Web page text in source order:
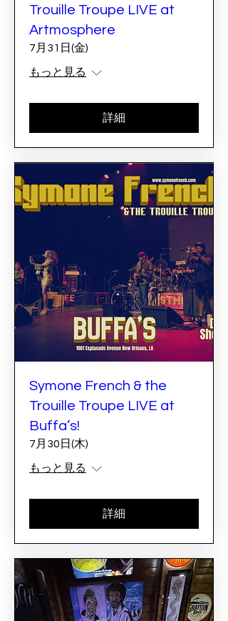
Trouille Troupe LIVE at
Artmosphere
7月31日(金)
もっと見る
詳細
Symone French & the
Trouille Troupe LIVE at
Buffa’s!
7月30日(木)
もっと見る
詳細